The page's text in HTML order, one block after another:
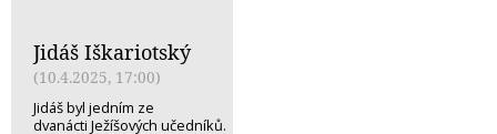
Jidáš Iškariotský
(10.4.2025, 17:00)
Jidáš byl jedním ze
dvanácti Ježíšových učedníků.